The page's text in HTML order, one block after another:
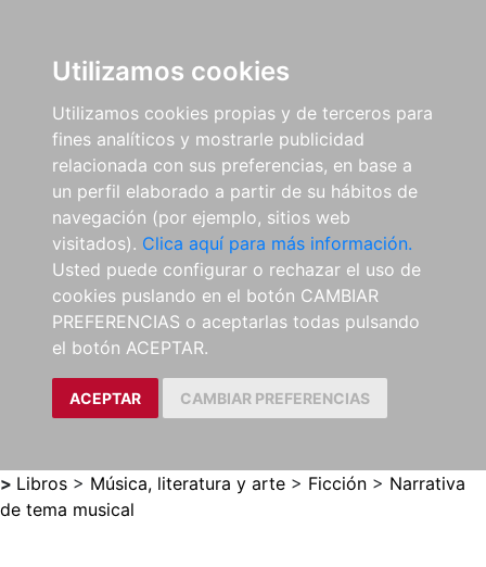
Utilizamos cookies
Utilizamos cookies propias y de terceros para
fines analíticos y mostrarle publicidad
relacionada con sus preferencias, en base a
un perfil elaborado a partir de su hábitos de
navegación (por ejemplo, sitios web
visitados). Clica aquí para más información.
Usted puede configurar o rechazar el uso de
cookies puslando en el botón CAMBIAR
PREFERENCIAS o aceptarlas todas pulsando
el botón ACEPTAR.
ACEPTAR CAMBIAR PREFERENCIAS
> Libros > Música, literatura y arte > Ficción > Narrativa
de tema musical